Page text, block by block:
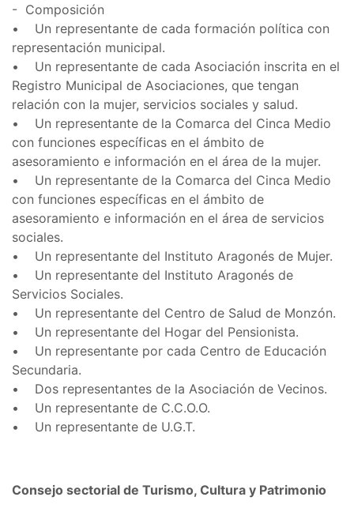
- Composición
• Un representante de cada formación política con
representación municipal.
• Un representante de cada Asociación inscrita en el
Registro Municipal de Asociaciones, que tengan
relación con la mujer, servicios sociales y salud.
• Un representante de la Comarca del Cinca Medio
con funciones específicas en el ámbito de
asesoramiento e información en el área de la mujer.
• Un representante de la Comarca del Cinca Medio
con funciones específicas en el ámbito de
asesoramiento e información en el área de servicios
sociales.
• Un representante del Instituto Aragonés de Mujer.
• Un representante del Instituto Aragonés de
Servicios Sociales.
• Un representante del Centro de Salud de Monzón.
• Un representante del Hogar del Pensionista.
• Un representante por cada Centro de Educación
Secundaria.
• Dos representantes de la Asociación de Vecinos.
• Un representante de C.C.O.O.
• Un representante de U.G.T.
Consejo sectorial de Turismo, Cultura y Patrimonio